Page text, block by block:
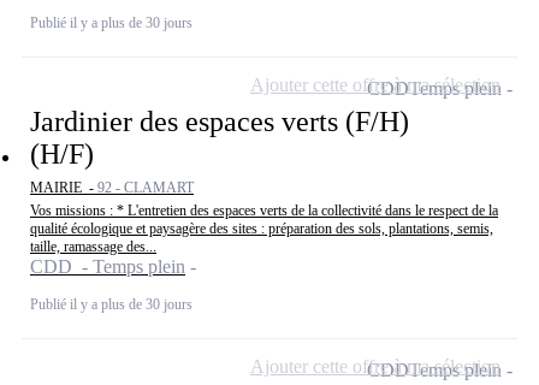
Publié il y a plus de 30 jours
Jardinier des espaces verts (F/H)
(H/F)
MAIRIE - 92 - CLAMART
Vos missions : * L'entretien des espaces verts de la collectivité dans le respect de la
qualité écologique et paysagère des sites : préparation des sols, plantations, semis,
taille, ramassage des...
CDD - Temps plein
Publié il y a plus de 30 jours
CDDTemps plein
Ajouter cette offre à ma sélection
CDDTemps plein
Ajouter cette offre à ma sélection